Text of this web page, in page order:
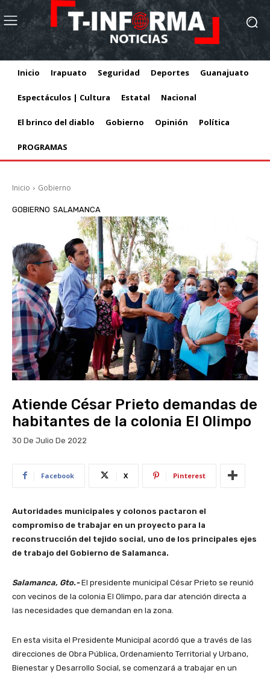
Inicio Irapuato Seguridad Deportes Guanajuato
Espectáculos | Cultura Estatal Nacional
El brinco del diablo Gobierno Opinión Política
PROGRAMAS
Inicio Gobierno
GOBIERNO SALAMANCA
Atiende César Prieto demandas de
habitantes de la colonia El Olimpo
30 De Julio De 2022
Facebook X Pinterest
Autoridades municipales y colonos pactaron el
compromiso de trabajar en un proyecto para la
reconstrucción del tejido social, uno de los principales ejes
de trabajo del Gobierno de Salamanca.
Salamanca, Gto.-El presidente municipal César Prieto se reunió
con vecinos de la colonia El Olimpo, para dar atención directa a
las necesidades que demandan en la zona.
En esta visita el Presidente Municipal acordó que a través de las
direcciones de Obra Pública, Ordenamiento Territorial y Urbano,
Bienestar y Desarrollo Social, se comenzará a trabajar en un